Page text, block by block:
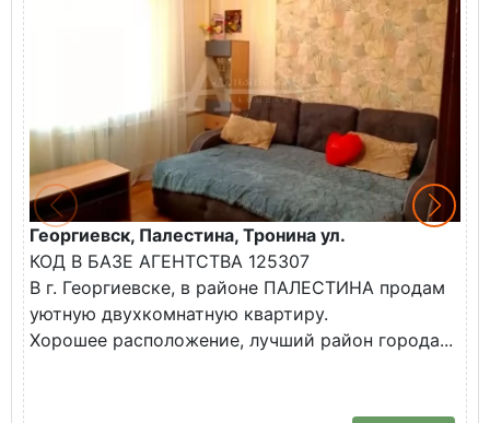
Георгиевск, Палестина, Тронина ул.
КОД В БАЗЕ АГЕНТСТВА 125307
В г. Георгиевске, в районе ПАЛЕСТИНА продам
уютную двухкомнатную квартиру.
Хорошее расположение, лучший район города...